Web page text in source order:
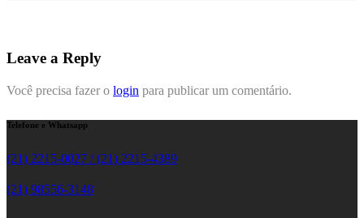
Leave a Reply
Você precisa fazer o login para publicar um comentário.
Telefone e Whatsapp
(21) 2215-0027 / (21) 2215-4389
(21) 98556-3148